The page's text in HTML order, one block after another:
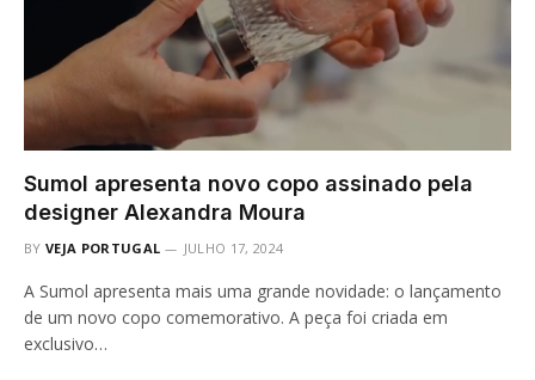
Sumol apresenta novo copo assinado pela
designer Alexandra Moura
BY VEJA PORTUGAL JULHO 17, 2024
A Sumol apresenta mais uma grande novidade: o lançamento
de um novo copo comemorativo. A peça foi criada em
exclusivo…